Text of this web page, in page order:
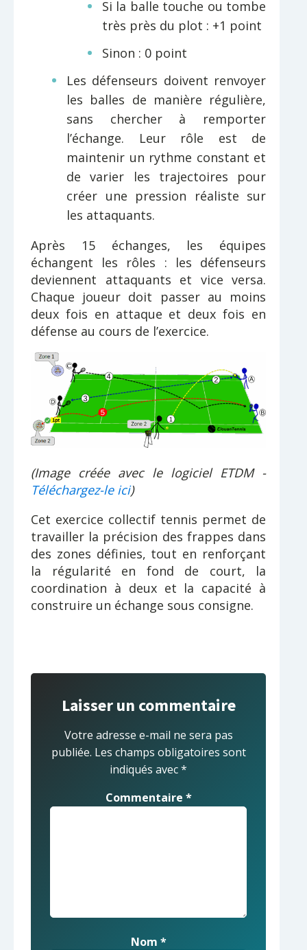
Si la balle touche ou tombe
très près du plot : +1 point
Sinon : 0 point
Les défenseurs doivent renvoyer
les balles de manière régulière,
sans chercher à remporter
l’échange. Leur rôle est de
maintenir un rythme constant et
de varier les trajectoires pour
créer une pression réaliste sur
les attaquants.
Après 15 échanges, les équipes
échangent les rôles : les défenseurs
deviennent attaquants et vice versa.
Chaque joueur doit passer au moins
deux fois en attaque et deux fois en
défense au cours de l’exercice.
(Image créée avec le logiciel ETDM -
Téléchargez-le ici)
Cet exercice collectif tennis permet de
travailler la précision des frappes dans
des zones définies, tout en renforçant
la régularité en fond de court, la
coordination à deux et la capacité à
construire un échange sous consigne.
Laisser un commentaire
Votre adresse e-mail ne sera pas
publiée. Les champs obligatoires sont
indiqués avec*
Commentaire *
Nom *